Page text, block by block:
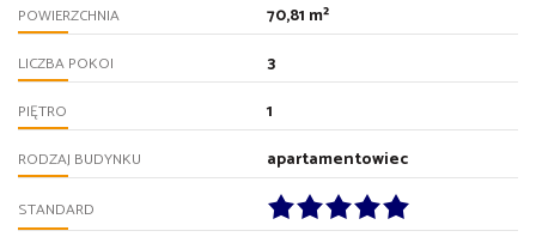
POWIERZCHNIA 70,81 m²
LICZBA POKOI 3
PIĘTRO 1
RODZAJ BUDYNKU apartamentowiec
STANDARD